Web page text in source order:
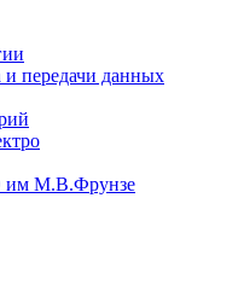
и передачи данных
М.В.Фрунзе